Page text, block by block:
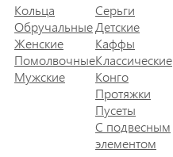
Кольца
Обручальные
Женские
Помолвочные
Мужские
Серьги
Детские
Каффы
Классические
Конго
Протяжки
Пусеты
С подвесным
элементом